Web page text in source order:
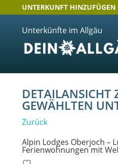
UNTERKUNFT HINZUFÜGEN
Unterkünfte im Allgäu
DETAILANSICHT
GEWÄHLTEN
Zurück
Alpin Lodges Oberjoch –
Ferienwohnungen mit